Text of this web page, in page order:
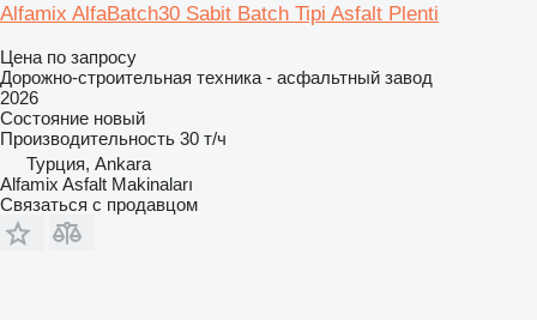
Alfamix AlfaBatch30 Sabit Batch Tipi Asfalt Plenti
Цена по запросу
Дорожно-строительная техника - асфальтный завод
2026
Состояние новый
Производительность 30 т/ч
Турция, Ankara
Alfamix Asfalt Makinaları
Связаться с продавцом